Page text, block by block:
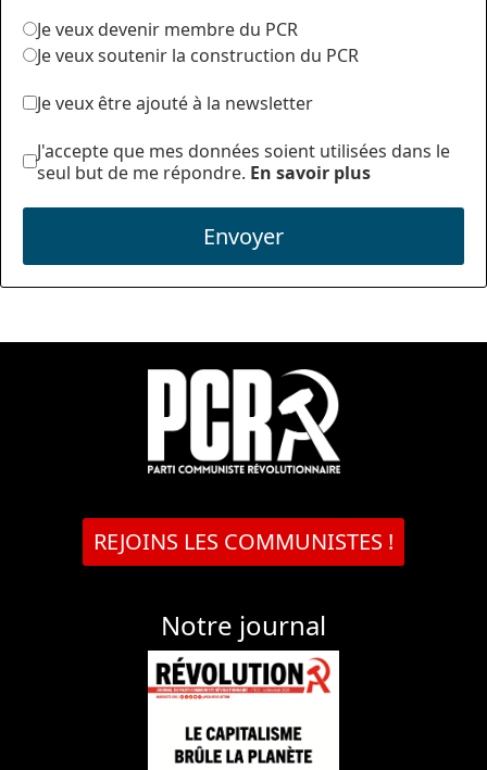
Je veux devenir membre du PCR
Je veux soutenir la construction du PCR
Je veux être ajouté à la newsletter
J'accepte que mes données soient utilisées dans le
seul but de me répondre. En savoir plus
Envoyer
REJOINS LES COMMUNISTES !
Notre journal